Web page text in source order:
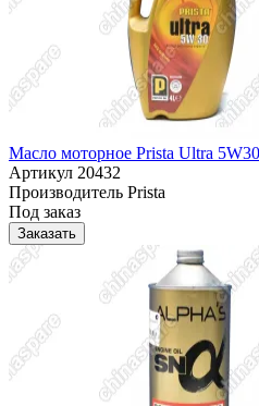
Масло моторное Prista Ultra
Артикул 20432
Производитель Prista
Под заказ
Заказать